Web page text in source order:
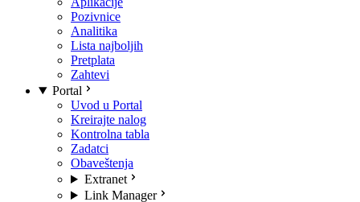
Pozivnice
Analitika
Lista najboljih
Pretplata
Zahtevi
Portal
Uvod u Portal
Kreirajte nalog
Kontrolna tabla
Zadatci
Obaveštenja
Extranet
Link Manager